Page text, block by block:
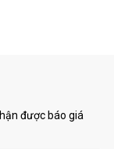
được báo giá